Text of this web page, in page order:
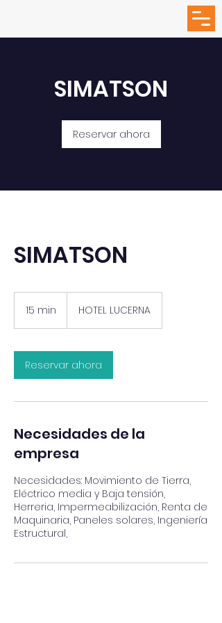
SIMATSON
Reservar ahora
SIMATSON
15 min
m
i
n
HOTEL LUCERNA
Reservar ahora
Necesidades de la
empresa
Necesidades: Movimiento de Tierra,
Eléctrico media y Baja tensión,
Herreria, Impermeabilización, Renta de
Maquinaria, Paneles solares, Ingeniería
Estructural,